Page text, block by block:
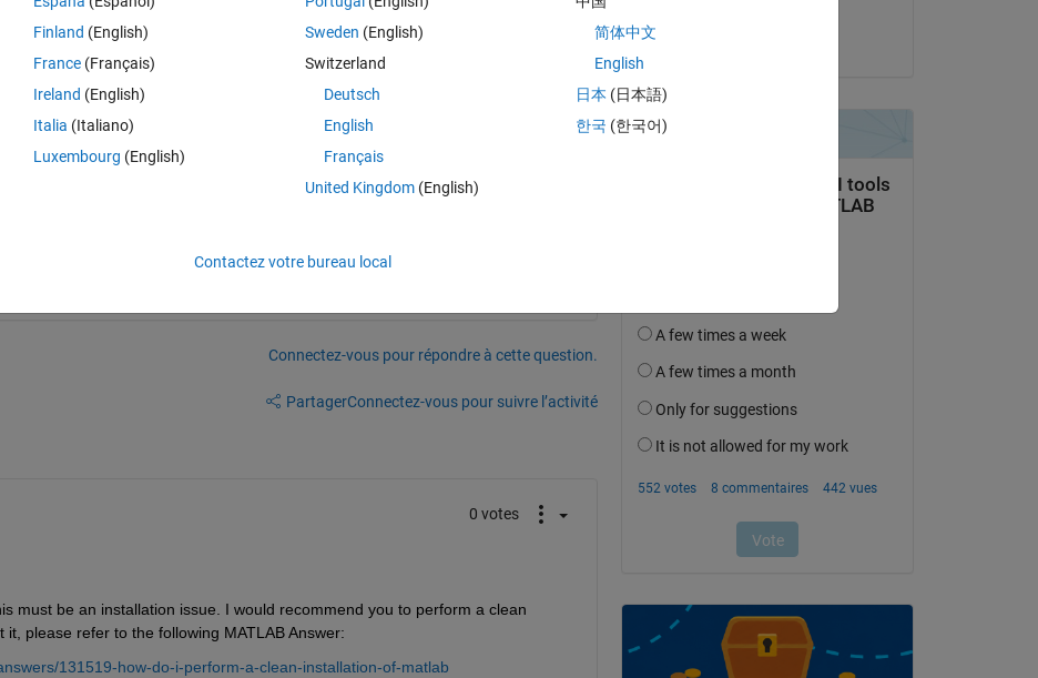
12
end with ".*" or else specify a fully qualified class name: "parallel.internal.customattr.PropSet" fails this
I have tried many ways suggested on internet but did not success.
Connectez-vous pour répondre à cette question.
PartagerConnectez-vous pour suivre l’activité
0 votes
must be an installation issue. I would recommend you to perform a clean
please refer to the following MATLAB Answer:
131519-how-do-i-perform-a-clean-installation-of-matlab
le 26 Nov 2024
Finland (English)
France (Français)
Ireland (English)
Italia (Italiano)
Luxembourg (English)
Sweden (English)
Switzerland
Deutsch
English
Français
United Kingdom(English)
简体中文
English
日本 (日本語)
한국 (한국어)
Contactez votre bureau local